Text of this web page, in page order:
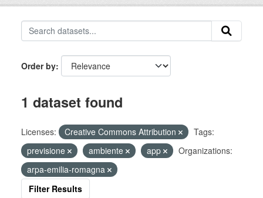
Order by
1 dataset found
Licenses: Creative Commons Attribution
Tags:
previsione
ambiente app
Organizations:
arpa-emilia-romagna
Filter Results